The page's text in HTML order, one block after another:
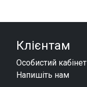
Клієнтам
Особистий кабінет
Напишіть нам